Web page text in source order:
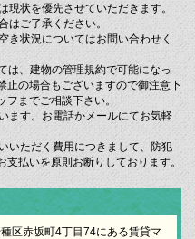
状を優先させていただきます。
ご了承ください。
状況についてはお問い合わせく
は、建物の管理規約で可能になっ
止の場合もございますので御注意下
までご相談下さい。
ます。お電話かメールにてお気軽
いただく費用につきまして、防犯
払いを原則お断りしております。
区赤坂町4丁目74にある賃貸マ